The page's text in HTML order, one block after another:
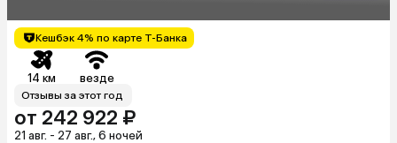
Кешбэк 4% по карте Т-Банка
14 км везде
Отзывы за этот год
от 242 922 ₽
21 авг. - 27 авг., 6 ночей